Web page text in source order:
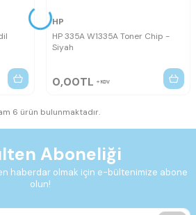
HP
HP 335A W1335A Toner Chip -
Siyah
0,00TL KDV
6 ürün bulunmaktadır.
Aboneliği
haberdar olmak için e-bültenimize abone
olun!